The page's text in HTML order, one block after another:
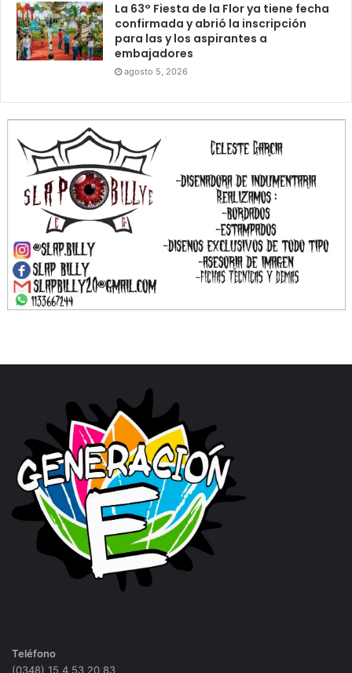
La 63° Fiesta de la Flor ya tiene fecha
confirmada y abrió la inscripción
para las y los aspirantes a
embajadores
agosto 5, 2026
Teléfono
(0348) 15 4 53 20 83